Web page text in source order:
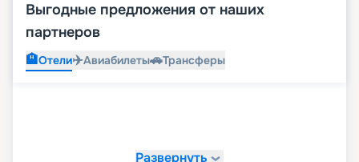
Выгодные предложения от наших
партнеров
🏨Отели✈️Авиабилеты🚗Трансферы
Развернуть